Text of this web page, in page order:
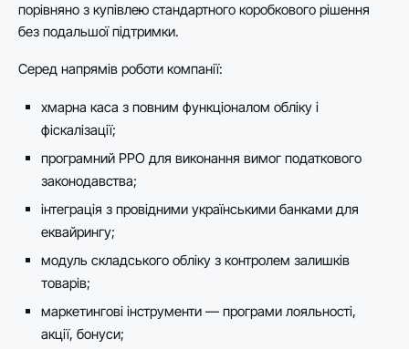
порівняно з купівлею стандартного коробкового рішення
без подальшої підтримки.
Серед напрямів роботи компанії:
хмарна каса з повним функціоналом обліку і
фіскалізації;
програмний РРО для виконання вимог податкового
законодавства;
інтеграція з провідними українськими банками для
еквайрингу;
модуль складського обліку з контролем залишків
товарів;
маркетингові інструменти — програми лояльності,
акції, бонуси;